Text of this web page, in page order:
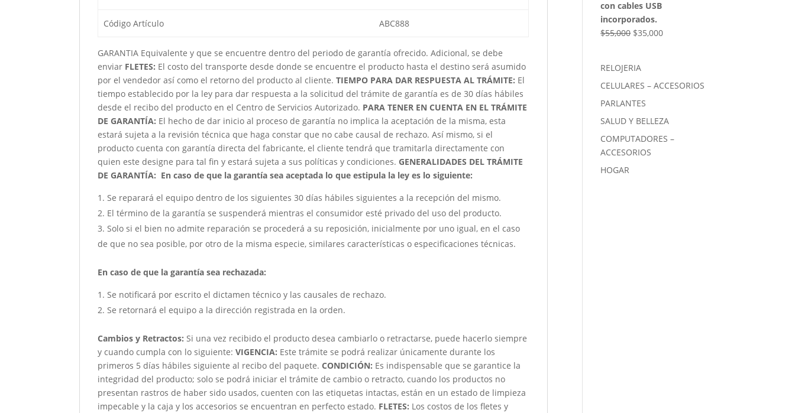
Código Artículo ABC888
GARANTIA Equivalente y que se encuentre dentro del periodo de garantía ofrecido. Adicional, se debe
enviar FLETES: El costo del transporte desde donde se encuentre el producto hasta el destino será asumido
por el vendedor así como el retorno del producto al cliente.TIEMPO PARA DAR RESPUESTA AL TRÁMITE: El
tiempo establecido por la ley para dar respuesta a la solicitud del trámite de garantía es de 30 días hábiles
desde el recibo del producto en el Centro de Servicios Autorizado. PARA TENER EN CUENTA EN EL TRÁMITE
DE GARANTÍA: El hecho de dar inicio al proceso de garantía no implica la aceptación de la misma, esta
estará sujeta a la revisión técnica que haga constar que no cabe causal de rechazo. Así mismo, si el
producto cuenta con garantía directa del fabricante, el cliente tendrá que tramitarla directamente con
quien este designe para tal fin y estará sujeta a sus políticas y condiciones.GENERALIDADES DEL TRÁMITE
DE GARANTÍA: En caso de que la garantía sea aceptada lo que estipula la ley es lo siguiente:
Se reparará el equipo dentro de los siguientes 30 días hábiles siguientes a la recepción del mismo.
El término de la garantía se suspenderá mientras el consumidor esté privado del uso del producto.
Solo si el bien no admite reparación se procederá a su reposición, inicialmente por uno igual, en el caso
de que no sea posible, por otro de la misma especie, similares características o especificaciones técnicas.
En caso de que la garantía sea rechazada:
Se notificará por escrito el dictamen técnico y las causales de rechazo.
Se retornará el equipo a la dirección registrada en la orden.
Cambios y Retractos: Si una vez recibido el producto desea cambiarlo o retractarse, puede hacerlo siempre
y cuando cumpla con lo siguiente:VIGENCIA: Este trámite se podrá realizar únicamente durante los
primeros 5 días hábiles siguiente al recibo del paquete.CONDICIÓN: Es indispensable que se garantice la
integridad del producto; solo se podrá iniciar el trámite de cambio o retracto, cuando los productos no
presentan rastros de haber sido usados, cuenten con las etiquetas intactas, están en un estado de limpieza
impecable y la caja y los accesorios se encuentran en perfecto estado. FLETES: Los costos de los fletes y
$50,000.
con cables USB
incorporados.
$55,000 El
era:
$55,000.
$35,000El
$35,000.
RELOJERIA
CELULARES – ACCESORIOS
PARLANTES
SALUD Y BELLEZA
COMPUTADORES –
ACCESORIOS
HOGAR